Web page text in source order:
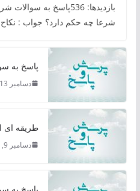
بازدیدها: 536پاسخ به
شرعا چه حکم دارد؟ جواب : نکاح
پاسخ به
دسامبر 13, 2021
طریقه ای
دسامبر 9, 2021